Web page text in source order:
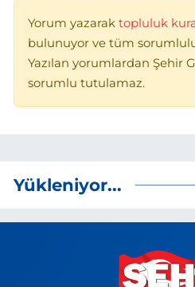
Yorum yazarak topluluk
bulunuyor ve tüm
Yazılan yorumlardan Şehir
sorumlu tutulamaz.
Yükleniyor...